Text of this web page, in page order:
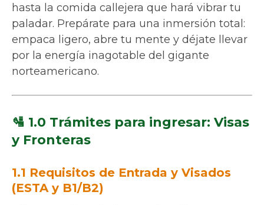
hasta la comida callejera que hará vibrar tu
paladar. Prepárate para una inmersión total:
empaca ligero, abre tu mente y déjate llevar
por la energía inagotable del gigante
norteamericano.
🛂 1.0 Trámites para ingresar: Visas
y Fronteras
1.1 Requisitos de Entrada y Visados
(ESTA y B1/B2)